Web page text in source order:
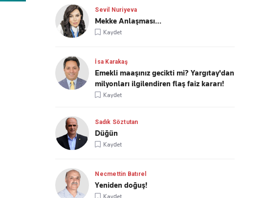
Sevil Nuriyeva
Mekke Anlaşması…
Kaydet
İsa Karakaş
Emekli maaşınız gecikti mi? Yargıtay'dan
milyonları ilgilendiren flaş faiz kararı!
Kaydet
Sadık Söztutan
Düğün
Kaydet
Necmettin Batırel
Yeniden doğuş!
Kaydet